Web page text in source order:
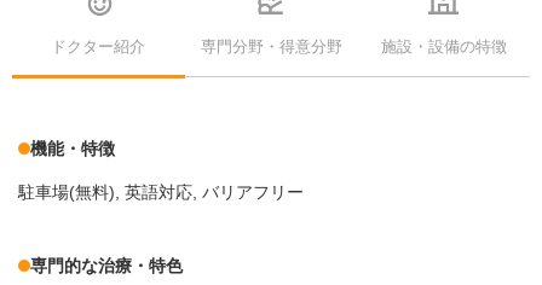
ドクター紹介 専門分野・得意分野 施設・設備の特徴
機能・特徴
駐車場(無料) 英語対応 バリアフリー
専門的な治療・特色